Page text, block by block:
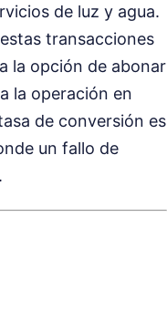
de luz y agua.
transacciones
la opción de abonar
la operación en
de conversión es
un fallo de